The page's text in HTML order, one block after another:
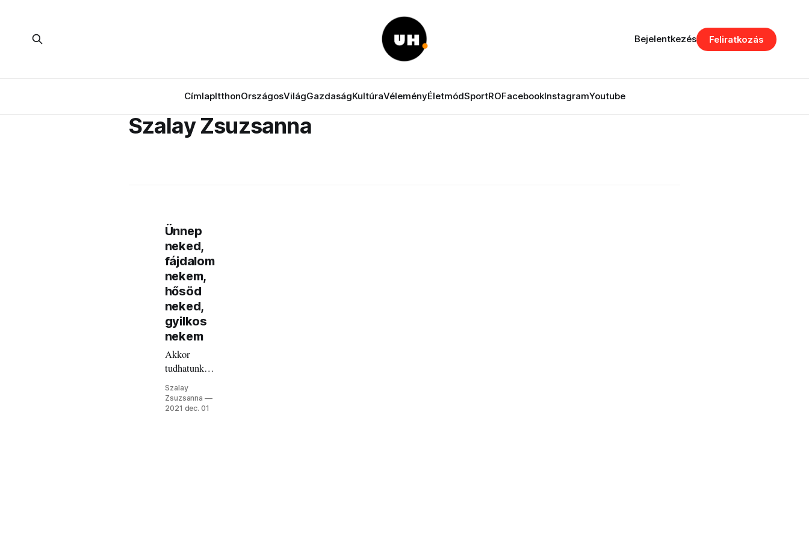
CímlapItthonOrszágosVilágGazdaságKultúraVéleményÉletmódSportROFacebookInstagramYoutube
Bejelentkezés Feliratkozás
Szalay Zsuzsanna
Ünnep
neked,
fájdalom
nekem,
hősöd
neked,
gyilkos
nekem
Akkor
tudhatunk
csak a békés
együttéléseben
gondolkodni,
Szalay
Zsuzsanna
2021 dec. 01